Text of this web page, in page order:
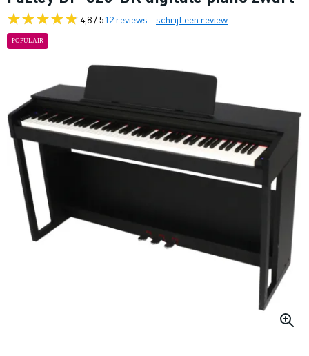
4,8 / 512 reviews schrijf een review
POPULAIR